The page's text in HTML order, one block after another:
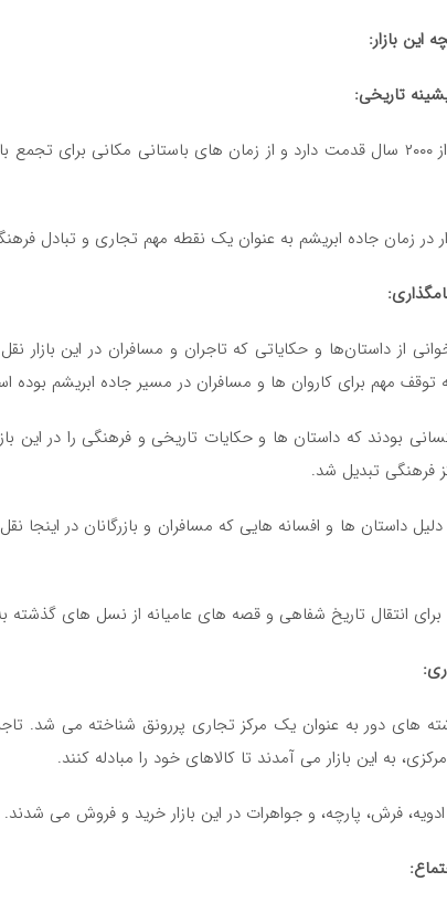
این بازار:
این بازار بیش از ۲۰۰۰ سال قدمت دارد و از زمان ‌های باستانی مکانی
در زمان جاده ابریشم به عنوان یک نقطه مهم تجاری و تبادل
از داستان‌ها و حکایاتی که تاجران و مسافران در این بازار
توقف مهم برای کاروان‌ ها و مسافران در مسیر جاده ابریشم بوده
بودند که داستان‌ ها و حکایات تاریخی و فرهنگی را در این
فرهنگی تبدیل شد.
دلیل داستان ‌ها و افسانه ‌هایی که مسافران و بازرگانان در اینجا
برای انتقال تاریخ شفاهی و قصه‌ های عامیانه از نسل‌ های
‌های دور به عنوان یک مرکز تجاری پررونق شناخته می ‌شد.
به این بازار می ‌آمدند تا کالاهای خود را مبادله کنند.
ادویه، فرش، پارچه، و جواهرات در این بازار خرید و فروش می ‌شدند.